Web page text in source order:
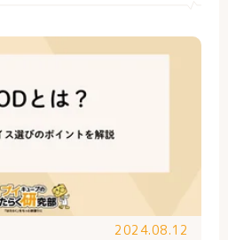
2024.08.12